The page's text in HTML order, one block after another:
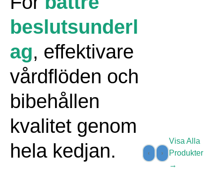
beslutsunderl
ag, effektivare
vårdflöden och
bibehållen
kvalitet genom
hela kedjan.
‹ ›
Visa Alla
Produkter
→